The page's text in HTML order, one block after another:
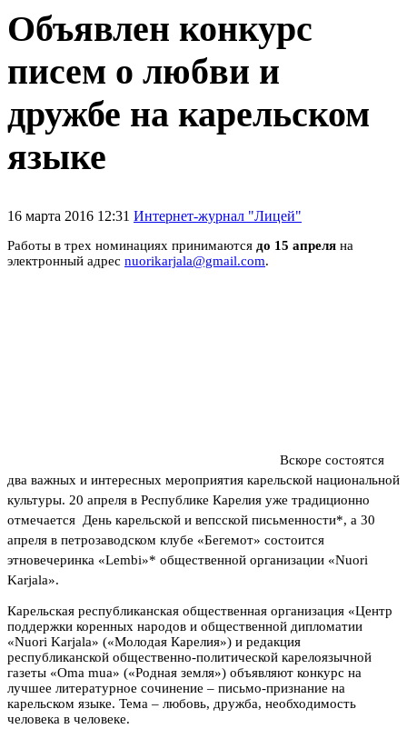
Объявлен конкурс
писем о любви и
дружбе на карельском
языке
16 марта 2016 12:31 Интернет-журнал "Лицей"
Работы в трех номинациях принимаются до 15 апреля на
электронный адрес nuorikarjala@gmail.com.
Вскоре состоятся
два важных и интересных мероприятия карельской национальной
культуры. 20 апреля в Республике Карелия уже традиционно
отмечается День карельской и вепсской письменности*, а 30
апреля в петрозаводском клубе «Бегемот» состоится
этновечеринка «Lembi»* общественной организации «Nuori
Karjala».
Карельская республиканская общественная организация «Центр
поддержки коренных народов и общественной дипломатии
«Nuori Karjala» («Молодая Карелия») и редакция
республиканской общественно-политической карелоязычной
газеты «Oma mua» («Родная земля») объявляют конкурс на
лучшее литературное сочинение – письмо-признание на
карельском языке. Тема – любовь, дружба, необходимость
человека в человеке.